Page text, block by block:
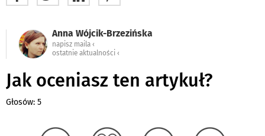
Anna Wójcik-Brzezińska
napisz maila ‹
ostatnie aktualności ‹
Jak oceniasz ten artykuł?
Głosów: 5